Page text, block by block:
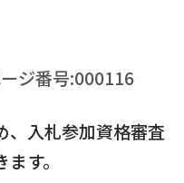
す
町税
コンテンツ
ジ番号:000116
、入札参加資格審査
す。